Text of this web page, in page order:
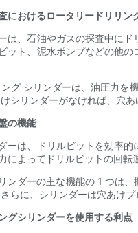
におけるロータリードリリン
は、石油やガスの探査中に
ット、泥水ポンプなどの他
グ シリンダーは、油圧力を
シリンダーがなければ、穴
の機能
ーは、ドリルビットを効率
によってドリルビットの回
ンダーの主な機能の 1 つは
らに、シリンダーは穴あけ
グシリンダーを使用する利点